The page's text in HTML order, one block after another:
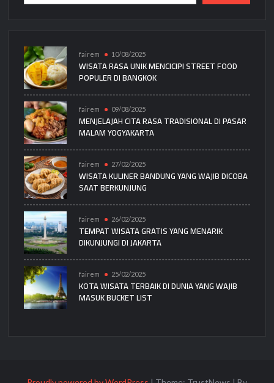
fairem 10/08/2025
WISATA RASA UNIK MENCICIPI STREET FOOD
POPULER DI BANGKOK
fairem 09/08/2025
MENJELAJAH CITA RASA TRADISIONAL DI PASAR
MALAM YOGYAKARTA
fairem 27/02/2025
WISATA KULINER BANDUNG YANG WAJIB DICOBA
SAAT BERKUNJUNG
fairem 26/02/2025
TEMPAT WISATA GRATIS YANG MENARIK
DIKUNJUNGI DI JAKARTA
fairem 25/02/2025
KOTA WISATA TERBAIK DI DUNIA YANG WAJIB
MASUK BUCKET LIST